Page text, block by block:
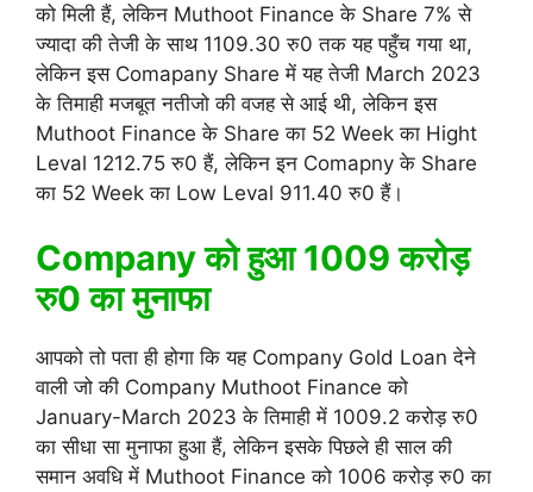
को मिली हैं, लेकिन Muthoot Finance के Share 7% से
ज्यादा की तेजी के साथ 1109.30 रु0 तक यह पहुँच गया था,
लेकिन इस Comapany Share में यह तेजी March 2023
के तिमाही मजबूत नतीजो की वजह से आई थी, लेकिन इस
Muthoot Finance के Share का 52 Week का Hight
Leval 1212.75 रु0 हैं, लेकिन इन Comapny के Share
का 52 Week का Low Leval 911.40 रु0 हैं।
Company को हुआ 1009 करोड़
रु0 का मुनाफा
आपको तो पता ही होगा कि यह Company Gold Loan देने
वाली जो की Company Muthoot Finance को
January-March 2023 के तिमाही में 1009.2 करोड़ रु0
का सीधा सा मुनाफा हुआ हैं, लेकिन इसके पिछले ही साल की
समान अवधि में Muthoot Finance को 1006 करोड़ रु0 का